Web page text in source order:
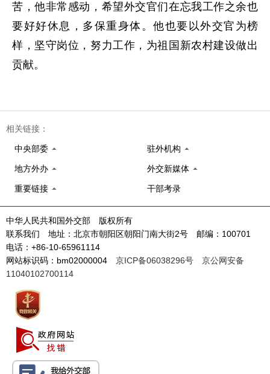
苦，他非常感动，希望外交官们在忘我工作之余也
要好好休息，多保重身体。他也要以外交官为榜
样，坚守岗位，努力工作，为祖国新农村建设做出
贡献。
相关链接：
中央部委 驻外机构
地方外办 外交新媒体
重要链接 干部考录
中华人民共和国外交部 版权所有
联系我们 地址：北京市朝阳区朝阳门南大街2号 邮编：100701
电话：+86-10-65961114
网站标识码：bm02000004 京ICP备06038296号
京公网安备
11040102700114